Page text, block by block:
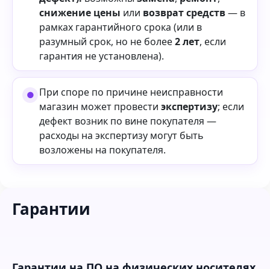
снижение цены или возврат средств— в
рамках гарантийного срока (или в
разумный срок, но не более2 лет, если
гарантия не установлена).
При споре по причине неисправности
магазин может провести экспертизу; если
дефект возник по вине покупателя —
расходы на экспертизу могут быть
возложены на покупателя.
Гарантии